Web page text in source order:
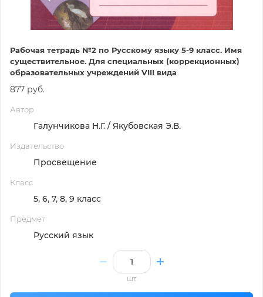
Рабочая тетрадь №2 по Русскому языку 5-9 класс. Имя
существительное. Для специальных (коррекционных)
образовательных учреждений VIII вида
877 руб.
Автор
Галунчикова Н.Г. / Якубовская Э.В.
Издательство
Просвещение
Класс
5, 6, 7, 8, 9 класс
Предмет
Русский язык
шт